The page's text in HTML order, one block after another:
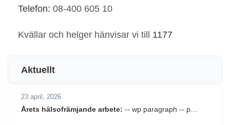
Telefon: 08-400 605 10
Kvällar och helger hänvisar vi till 1177
Aktuellt
23 april, 2026
Årets hälsofrämjande arbete: -- wp paragraph -- p…